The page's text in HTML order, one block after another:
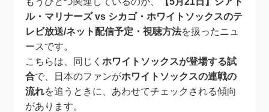
ル・マリナーズ vs シカゴ・ホワイトソックスのテ
レビ放送/ネット配信予定・視聴方法を扱ったニュ
ースです。
こちらは、同じくホワイトソックスが登場する試
合で、日本のファンがホワイトソックスの連戦の
流れを追うときに、あわせてチェックされる傾向
があります。